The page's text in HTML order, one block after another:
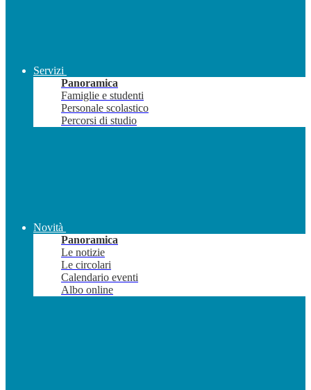
Servizi
Panoramica
Famiglie e studenti
Personale scolastico
Percorsi di studio
Novità
Panoramica
Le notizie
Le circolari
Calendario eventi
Albo online